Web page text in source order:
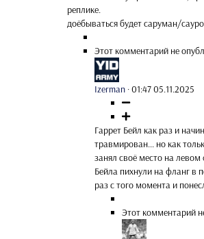
реплике.
доёбываться будет саруман/
Этот комментарий не
Izerman ·01:47 05.11.2025
Гаррет Бейл как раз и
травмирован... но как
занял своё место на
Бейла пихнули на фланг в
раз с того момента и
Этот комментарий